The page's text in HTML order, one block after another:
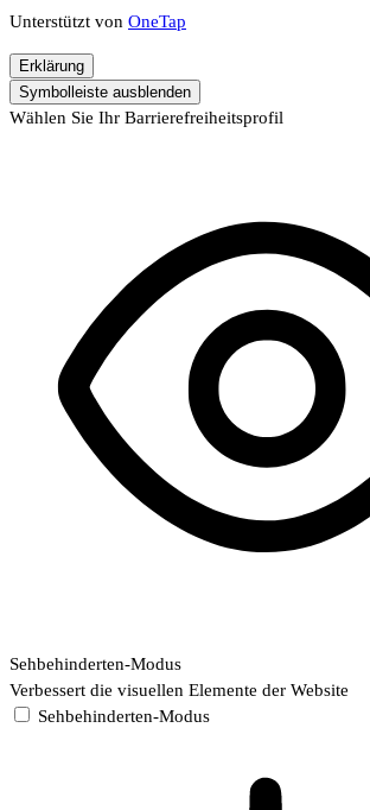
Unterstützt von OneTap
Erklärung
Symbolleiste ausblenden
Wählen Sie Ihr Barrierefreiheitsprofil
Sehbehinderten-Modus
Verbessert die visuellen Elemente der Website
Sehbehinderten-Modus